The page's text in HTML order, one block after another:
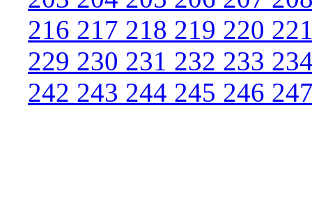
216 217 218 219 220
229 230 231 232 233
242 243 244 245 246